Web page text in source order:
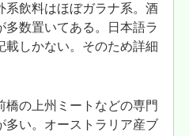
系飲料はほぼガラナ系。酒
多数置いてある。日本語ラ
載しかない。そのため詳細
橋の上州ミートなどの専門
多い。オーストラリア産ブ